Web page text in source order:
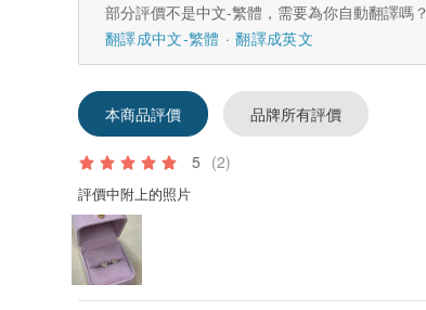
部分評價不是中文-繁體，需要為你自動翻譯嗎？
翻譯成中文-繁體
翻譯成英文
本商品評價 品牌所有評價
5 (2)
評價中附上的照片